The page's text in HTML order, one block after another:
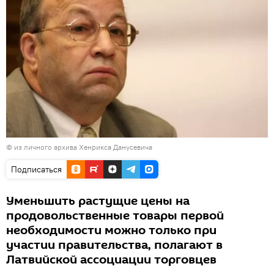
© из личного архива Хенрикса Данусевича
Подписаться
Уменьшить растущие цены на
продовольственные товары первой
необходимости можно только при
участии правительства, полагают в
Латвийской ассоциации торговцев